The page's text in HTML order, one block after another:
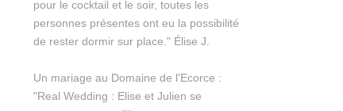
pour le cocktail et le soir, toutes les
personnes présentes ont eu la possibilité
de rester dormir sur place." Élise J.
Un mariage au Domaine de l'Ecorce :
"Real Wedding : Elise et Julien se